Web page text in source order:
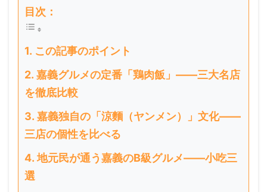
目次：
この記事のポイント
嘉義グルメの定番「鶏肉飯」——三大名店
を徹底比較
嘉義独自の「涼麵（ヤンメン）」文化——
三店の個性を比べる
地元民が通う嘉義のB級グルメ——小吃三
選